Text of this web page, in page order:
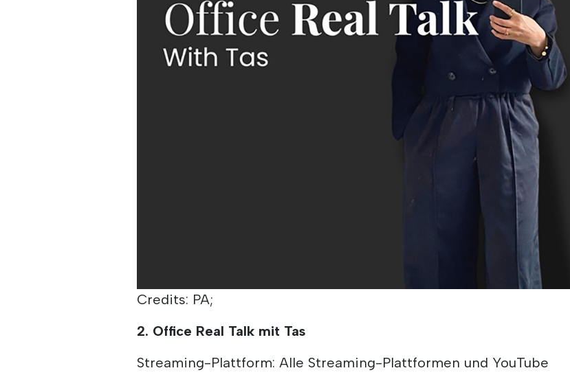
Credits: PA;
2. Office Real Talk mit Tas
Streaming-Plattform: Alle Streaming-Plattformen und YouTube